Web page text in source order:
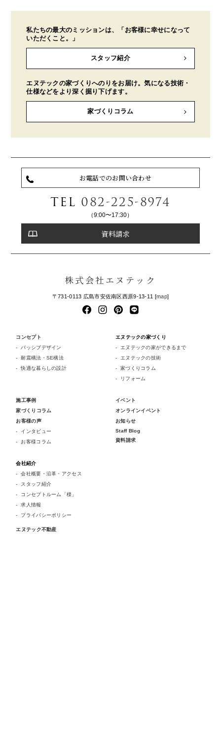
私たちの最大のミッションは、「お客様に幸せになって
いただくこと。」
スタッフ紹介
エヌテックの家づくりへのりをお届け。気になる技術・
仕様などをより深く掘り下げます。
家づくりコラム
お電話でのお問い合わせ
TEL 082-225-8974
（9:00〜17:30）
資料請求
株式会社エヌテック
〒731-0113 広島市安佐南区西原9-13-11 [map]
コンセプト
パッシブデザイン
耐震構法・SE構法
快適な暮らしの設計
エヌテックの家づくり
エヌテックの家ができるまで
エヌテックの技術
家づくりコラム
リフォーム
施工事例
家づくりコラム
お客様の声
インタビュー
お客様コラム
イベント
オンラインイベント
お知らせ
Staff Blog
資料請求
会社紹介
会社概要・沿革・アクセス
スタッフ紹介
コンセプトルーム「檪」
求人情報
プライバシーポリシー
エヌテック不動産